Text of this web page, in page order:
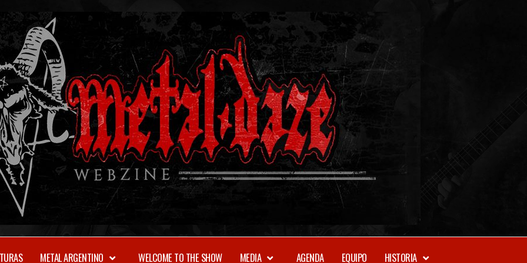
WEBZINE
METAL ARGENTINO WELCOME TO THE SHOW MEDIA AGENDA EQUIPO HISTORIA